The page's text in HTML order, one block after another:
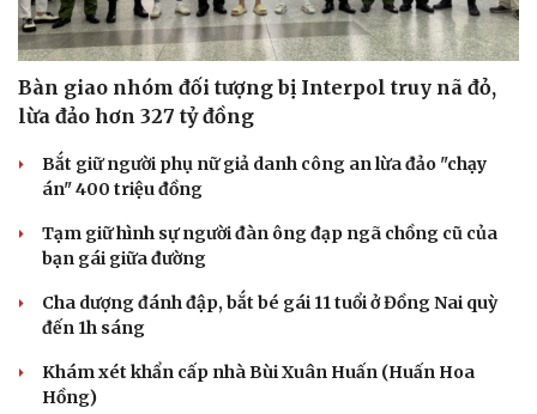
Bàn giao nhóm đối tượng bị Interpol truy nã đỏ,
lừa đảo hơn 327 tỷ đồng
Bắt giữ người phụ nữ giả danh công an lừa đảo "chạy
án" 400 triệu đồng
Tạm giữ hình sự người đàn ông đạp ngã chồng cũ của
bạn gái giữa đường
Cha dượng đánh đập, bắt bé gái 11 tuổi ở Đồng Nai quỳ
đến 1h sáng
Khám xét khẩn cấp nhà Bùi Xuân Huấn (Huấn Hoa
Hồng)